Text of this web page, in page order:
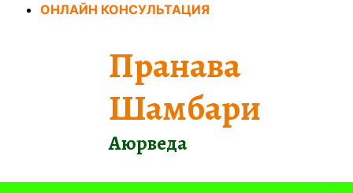
ПерейтиОНЛАЙН КОНСУЛЬТАЦИЯ
Пранава
Шамбари
Аюрведа